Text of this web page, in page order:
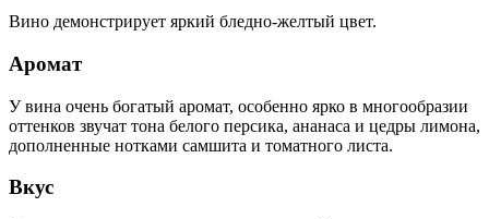
Вино демонстрирует яркий бледно-желтый цвет.
Аромат
У вина очень богатый аромат, особенно ярко в многообразии
оттенков звучат тона белого персика, ананаса и цедры лимона,
дополненные нотками самшита и томатного листа.
Вкус